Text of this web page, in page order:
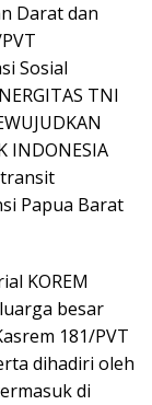
Darat dan
Sosial
TNI
INDONESIA
transit
Papua Barat
KOREM
besar
181/PVT
dihadiri oleh
di